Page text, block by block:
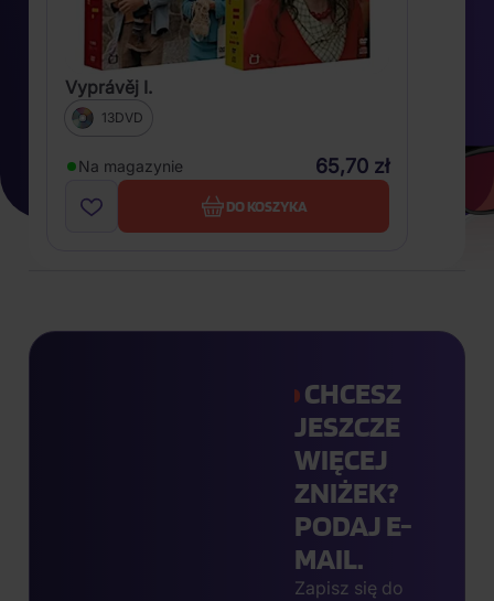
Vyprávěj I.
13DVD
Na magazynie 65,70 zł
DO KOSZYKA
CHCESZ
JESZCZE
WIĘCEJ
ZNIŻEK?
PODAJ E-
MAIL.
Zapisz się do